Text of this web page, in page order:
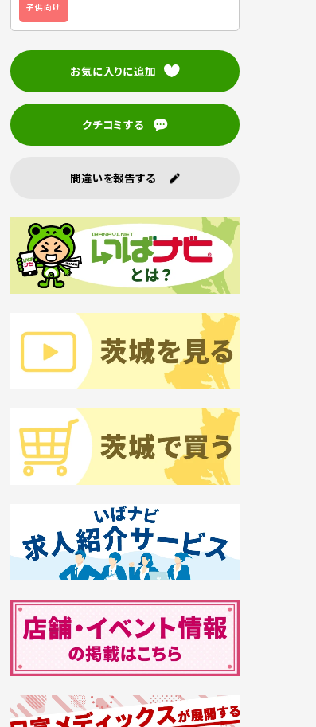
子供向け
お気に入りに追加
クチコミする
間違いを報告する